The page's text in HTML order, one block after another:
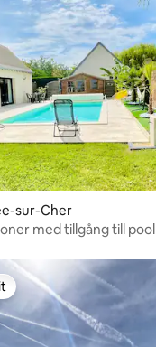
sur-Cher
med tillgång till pool